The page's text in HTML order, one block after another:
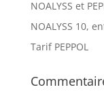
NOALYSS et
NOALYSS 10,
Tarif PEPPOL